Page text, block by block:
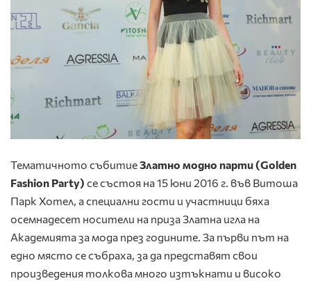
Тематичното събитиеЗлатно модно парти (Golden
Fashion Party) се състоя на 15 юни 2016 г. във Витоша
Парк Хотел, а специални гости и участници бяха
осемнадесет носители на приза Златна игла на
Академията за мода през годините. За първи път на
едно място се събраха, за да представят свои
произведения толкова много изтъкнати и високо